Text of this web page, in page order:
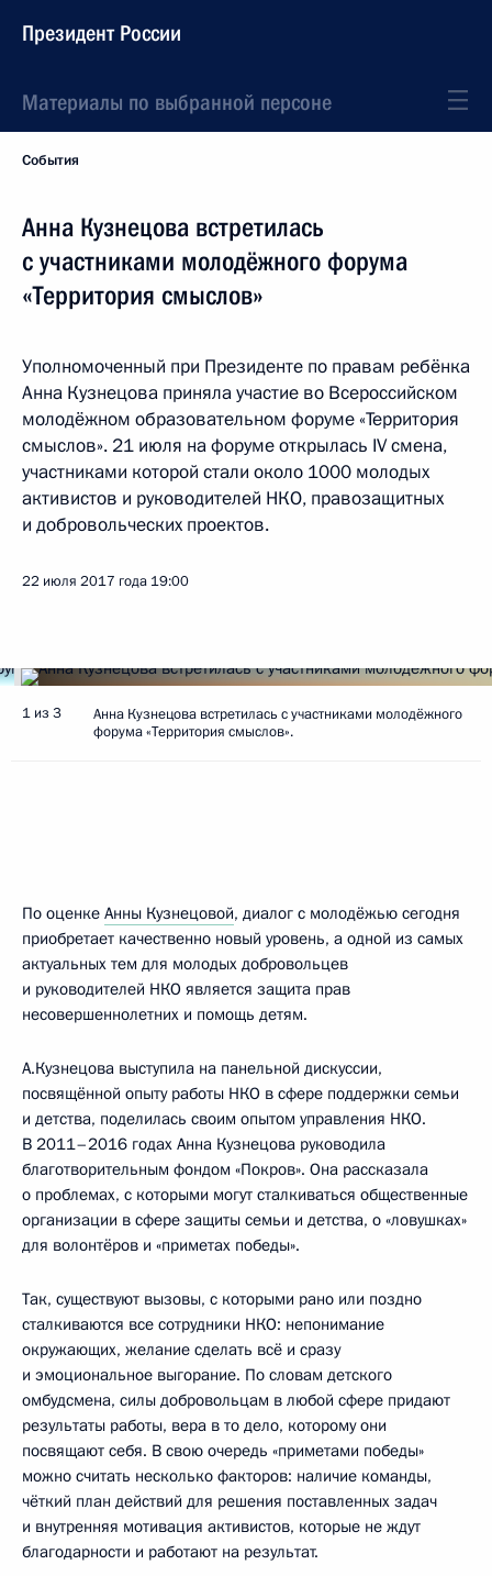
Президент России
Материалы по выбранной персоне
События
Анна Кузнецова встретилась
с участниками молодёжного форума
«Территория смыслов»
Уполномоченный при Президенте по правам ребёнка
Анна Кузнецова приняла участие во Всероссийском
молодёжном образовательном форуме «Территория
смыслов». 21 июля на форуме открылась IV смена,
участниками которой стали около 1000 молодых
активистов и руководителей НКО, правозащитных
и добровольческих проектов.
22 июля 2017 года 19:00
1 из 3
Анна Кузнецова встретилась с участниками молодёжного
форума «Территория смыслов».
По оценке Анны Кузнецовой, диалог с молодёжью сегодня
приобретает качественно новый уровень, а одной из самых
актуальных тем для молодых добровольцев
и руководителей НКО является защита прав
несовершеннолетних и помощь детям.
А.Кузнецова выступила на панельной дискуссии,
посвящённой опыту работы НКО в сфере поддержки семьи
и детства, поделилась своим опытом управления НКО.
В 2011–2016 годах Анна Кузнецова руководила
благотворительным фондом «Покров». Она рассказала
о проблемах, с которыми могут сталкиваться общественные
организации в сфере защиты семьи и детства, о «ловушках»
для волонтёров и «приметах победы».
Так, существуют вызовы, с которыми рано или поздно
сталкиваются все сотрудники НКО: непонимание
окружающих, желание сделать всё и сразу
и эмоциональное выгорание. По словам детского
омбудсмена, силы добровольцам в любой сфере придают
результаты работы, вера в то дело, которому они
посвящают себя. В свою очередь «приметами победы»
можно считать несколько факторов: наличие команды,
чёткий план действий для решения поставленных задач
и внутренняя мотивация активистов, которые не ждут
благодарности и работают на результат.